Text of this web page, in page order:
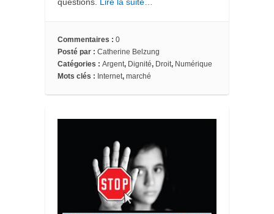
questions. Lire la suite…
Commentaires : 0
Posté par : Catherine Belzung
Catégories : Argent, Dignité, Droit, Numérique
Mots clés : Internet, marché